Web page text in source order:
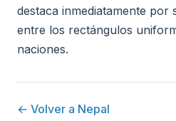
destaca inmediatamente por
entre los rectángulos
naciones.
← Volver a Nepal